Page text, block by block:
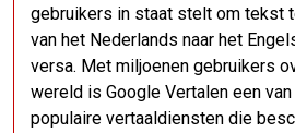
gebruikers in staat stelt om tekst
van het Nederlands naar het
versa. Met miljoenen gebruikers
wereld is Google Vertalen een
populaire vertaaldiensten die